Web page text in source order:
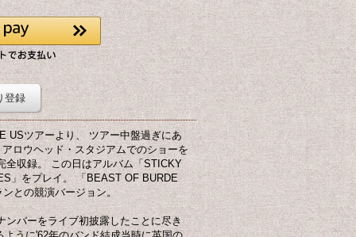
登録
USツアーより、 ツアー中盤過ぎにあ
ロウヘッド・スタジアムでのショーを
全収録。 この日はアルバム「STICKY
」をプレイ。 「BEAST OF BURDE
との競演バージョン。
バーをライブ初披露したことに尽き